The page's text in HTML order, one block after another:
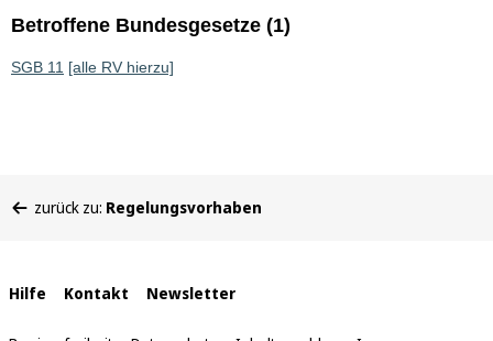
Betroffene Bundesgesetze (1)
SGB 11 [alle RV hierzu]
befinden
zurück zu: Regelungsvorhaben
Interne
Links
Hilfe Kontakt Newsletter